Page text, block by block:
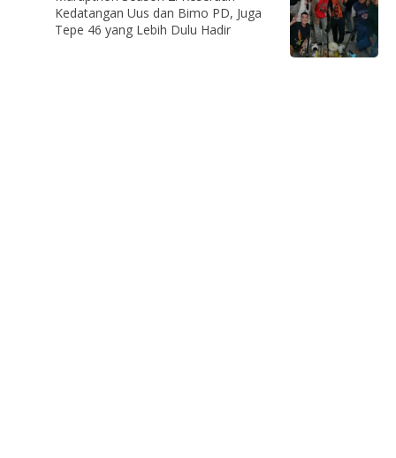
Kedatangan Uus dan Bimo PD, Juga
Tepe 46 yang Lebih Dulu Hadir